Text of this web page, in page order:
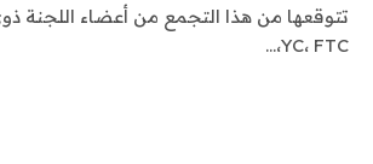
تتوقعها من هذا التجمع من أعضاء اللجنة
YC، FTC،…